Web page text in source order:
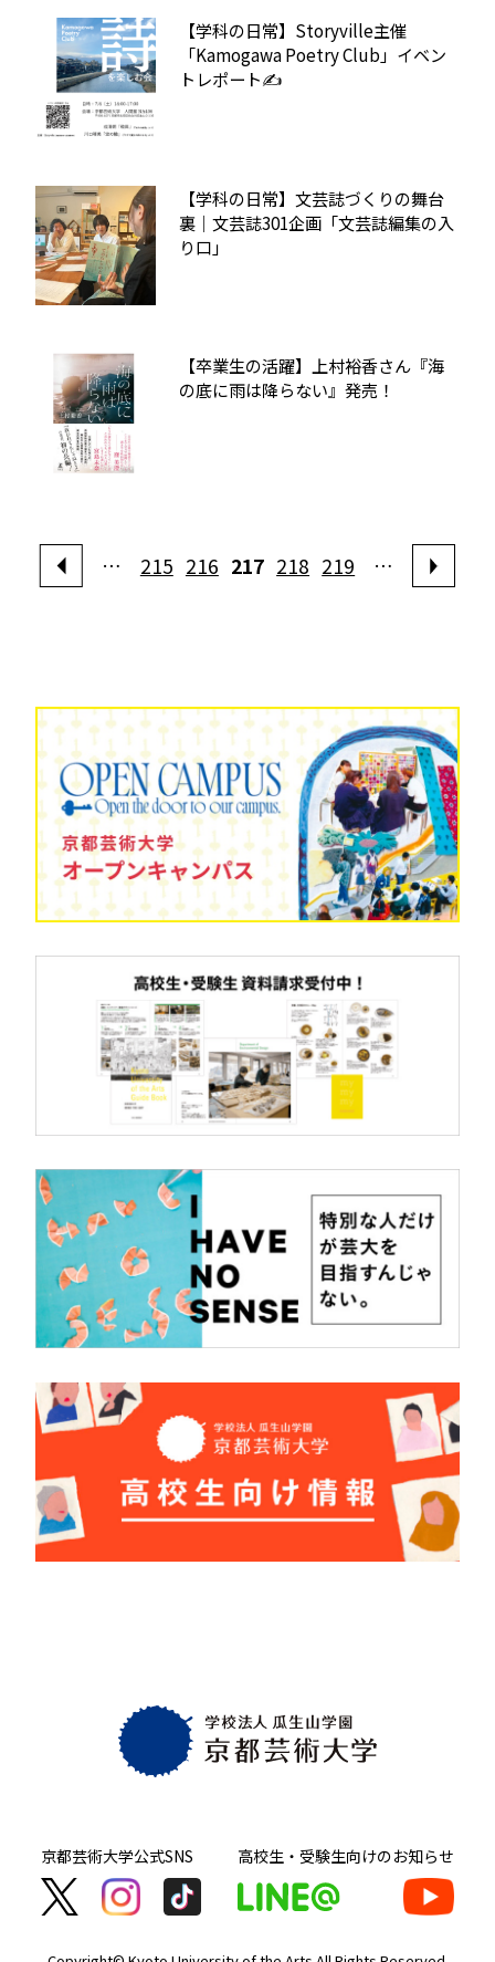
【学科の日常】Storyville主催
「Kamogawa Poetry Club」イベン
トレポート✍
【学科の日常】文芸誌づくりの舞台
裏｜文芸誌301企画「文芸誌編集の入
り口」
【卒業生の活躍】上村裕香さん『海
の底に雨は降らない』発売！
… 215 216 217 218 219 …
京都芸術大学公式SNS 高校生・受験生向けのお知らせ